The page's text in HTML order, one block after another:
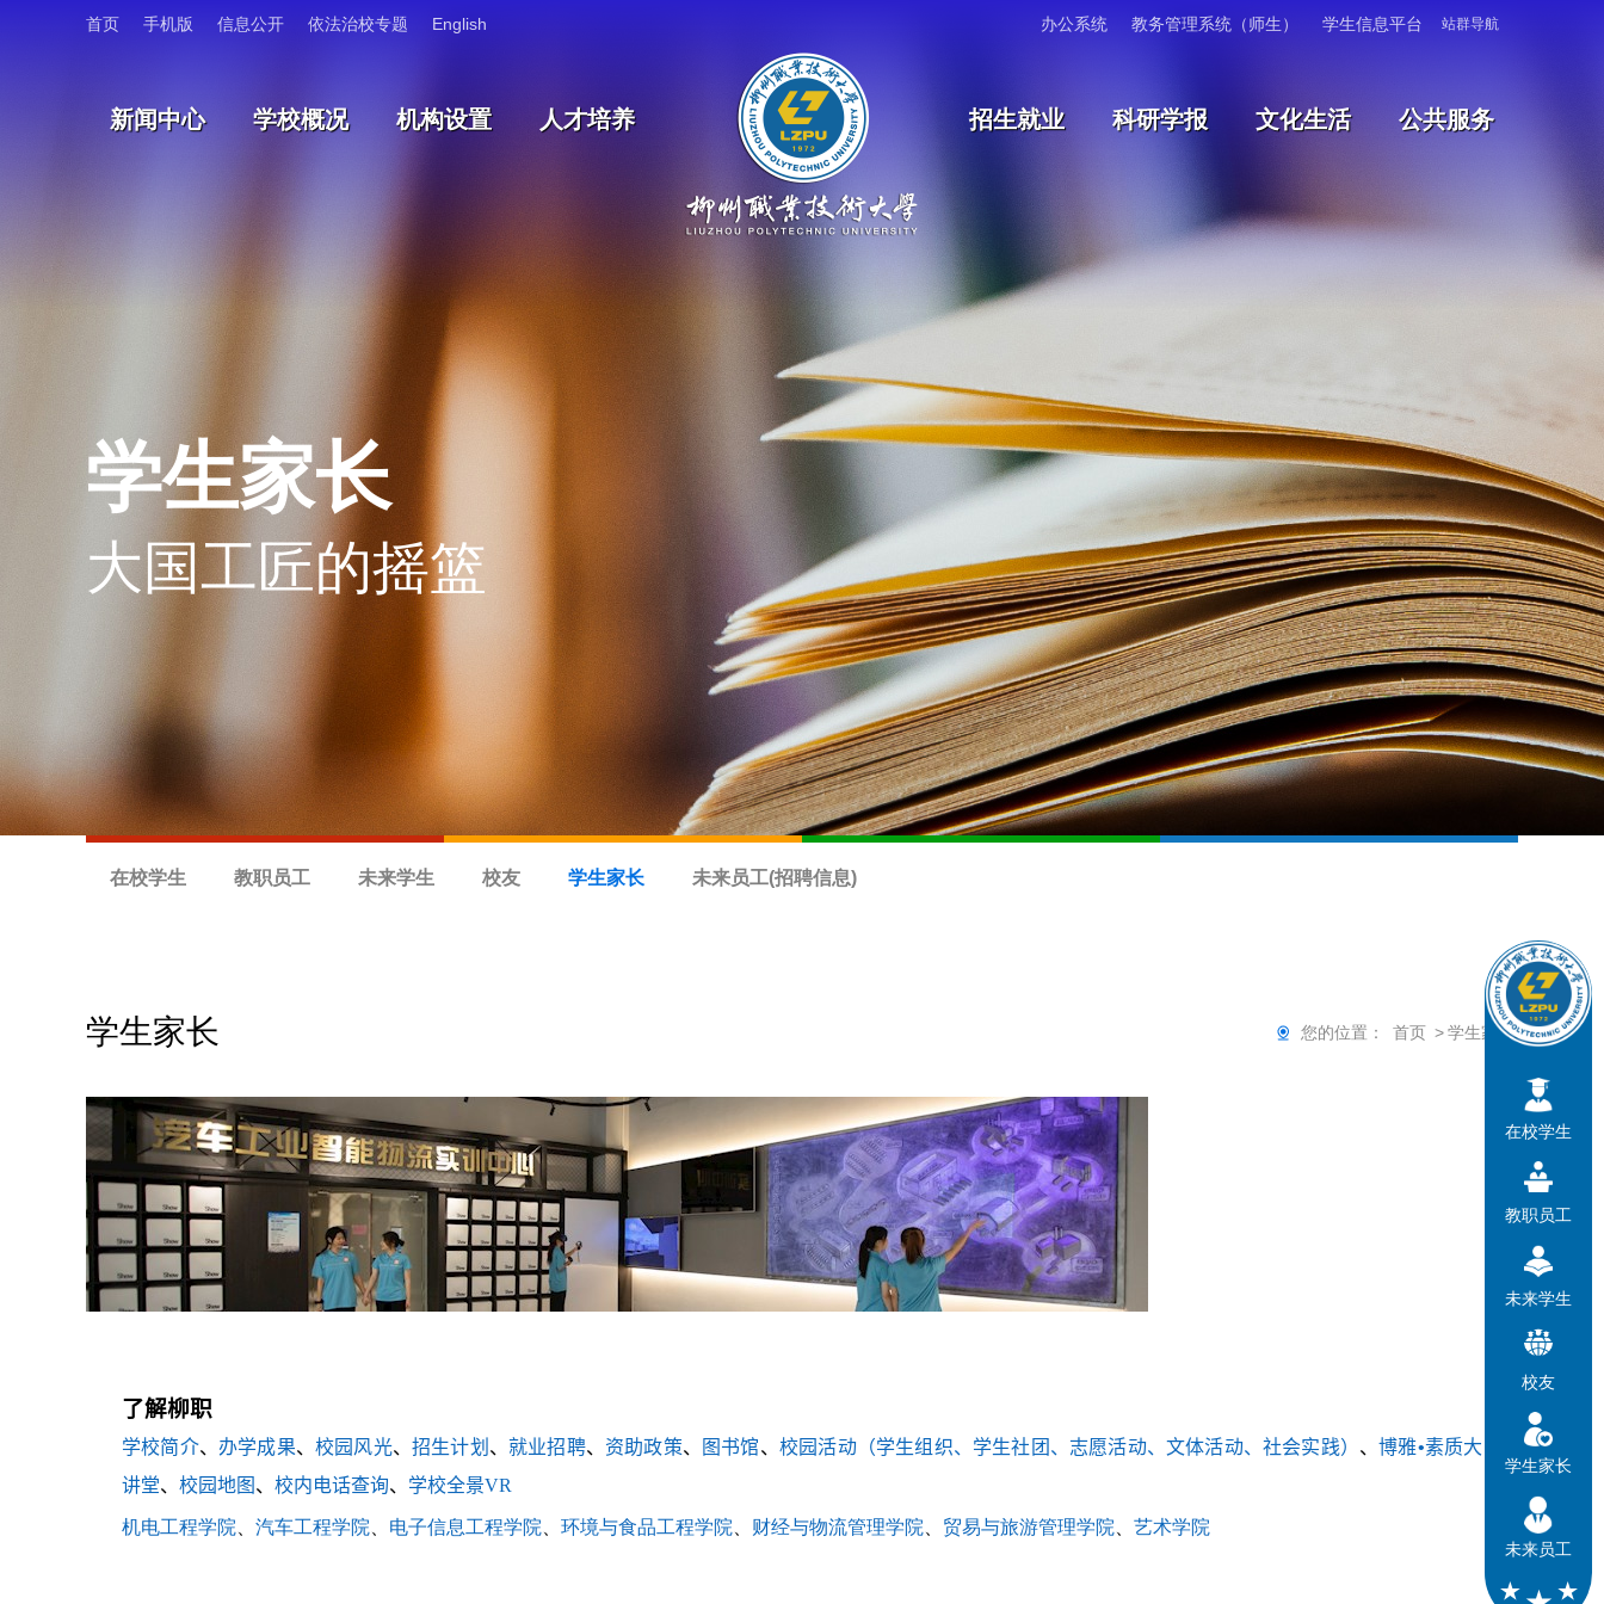
首页 手机版 信息公开 依法治校专题 English 办公系统 教务管理系统（师生） 学生信息平台 站群导航
新闻中心 学校概况 机构设置 人才培养 招生就业 科研学报 文化生活 公共服务
学生家长
大国工匠的摇篮
在校学生 教职员工 未来学生 校友 学生家长 未来员工(招聘信息)
学生家长 您的位置： 首页 >学生家长
了解柳职
学校简介、 办学成果、校园风光、招生计划 、就业招聘、 资助政策、 图书馆、 校园活动（学生组织、学生社团、志愿活动、文体活动、社会实践） 、博雅•素质大
讲堂、 校园地图 、 校内电话查询、 学校全景VR
机电工程学院 汽车工程学院 电子信息工程学院 环境与食品工程学院 财经与物流管理学院 贸易与旅游管理学院 艺术学院
在校学生
教职员工
未来学生
校友
学生家长
未来员工